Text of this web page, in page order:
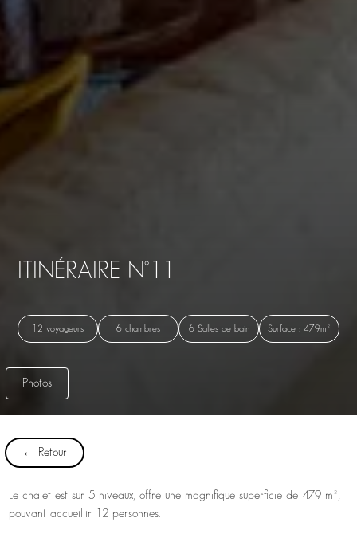
ITINÉRAIRE N°11
12 voyageurs 6 chambres 6 Salles de bain Surface : 479m²
Photos
← Retour
Le chalet est sur 5 niveaux, offre une magnifique superficie de 479 m²,
pouvant accueillir 12 personnes.